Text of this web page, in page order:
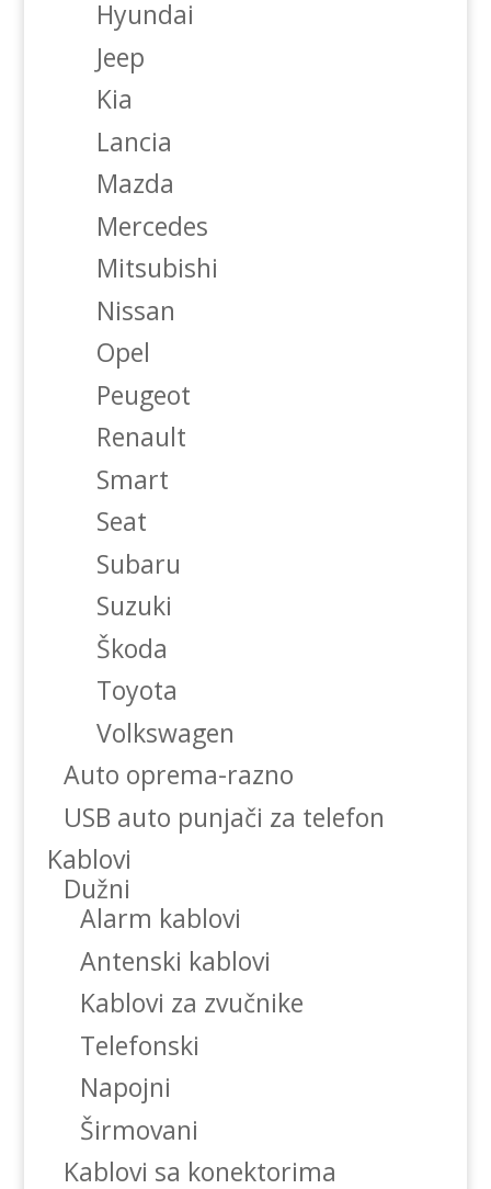
Hyundai
Jeep
Kia
Lancia
Mazda
Mercedes
Mitsubishi
Nissan
Opel
Peugeot
Renault
Smart
Seat
Subaru
Suzuki
Škoda
Toyota
Volkswagen
Auto oprema-razno
USB auto punjači za telefon
Kablovi
Dužni
Alarm kablovi
Antenski kablovi
Kablovi za zvučnike
Telefonski
Napojni
Širmovani
Kablovi sa konektorima